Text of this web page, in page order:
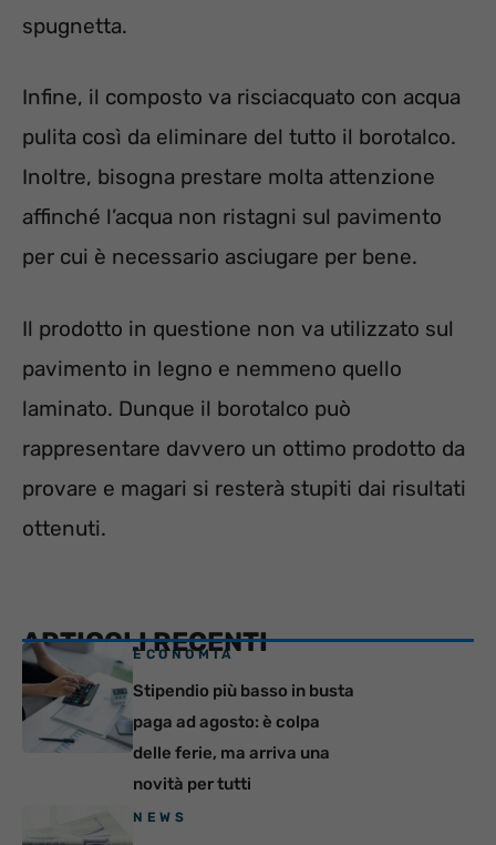
spugnetta.
Infine, il composto va risciacquato con acqua
pulita così da eliminare del tutto il borotalco.
Inoltre, bisogna prestare molta attenzione
affinché l’acqua non ristagni sul pavimento
per cui è necessario asciugare per bene.
Il prodotto in questione non va utilizzato sul
pavimento in legno e nemmeno quello
laminato. Dunque il borotalco può
rappresentare davvero un ottimo prodotto da
provare e magari si resterà stupiti dai risultati
ottenuti.
ARTICOLI RECENTI
ECONOMIA
Stipendio più basso in busta
paga ad agosto: è colpa
delle ferie, ma arriva una
novità per tutti
NEWS